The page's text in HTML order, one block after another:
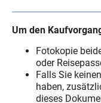
Um den
Fotokopie
oder
Falls Sie
haben,
dieses